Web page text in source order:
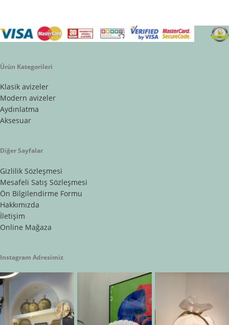
Ürün Kategorileri
Klasik avizeler
Modern avizeler
Aydınlatma
Aksesuar
Diğer Sayfalar
Gizlilik Sözleşmesi
Mesafeli Satış Sözleşmesi
Ön Bilgilendirme Formu
Hakkımızda
İletişim
Online Mağaza
Instagram Adresimiz